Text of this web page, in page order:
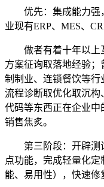
优先：集成能力强
业现有ERP、MES、
做者有着十年以上
方案征询取落地经验
制制业、连锁餐饮等
流程诊断取优化取沉构
代码等东西正在企业
销售焦炙。
第三阶段：开辟测
点功能，完成轻量化
能、易用性），快速修